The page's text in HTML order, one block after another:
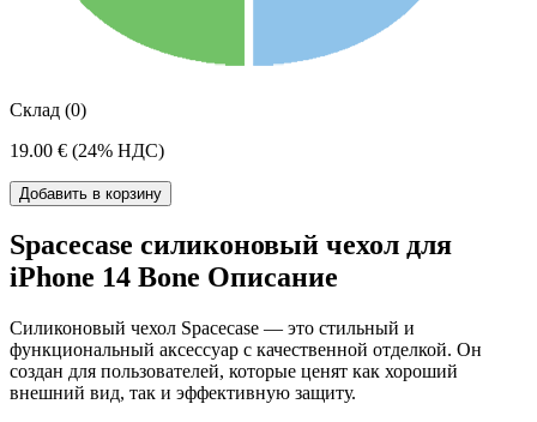
Склад (0)
19.00 € (24% НДС)
Добавить в корзину
Spacecase силиконовый чехол для
iPhone 14 Bone Описание
Силиконовый чехол Spacecase — это стильный и
функциональный аксессуар с качественной отделкой. Он
создан для пользователей, которые ценят как хороший
внешний вид, так и эффективную защиту.